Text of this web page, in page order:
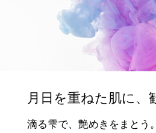
月日を重ねた肌に、
滴る雫で、艶めきをまとう。